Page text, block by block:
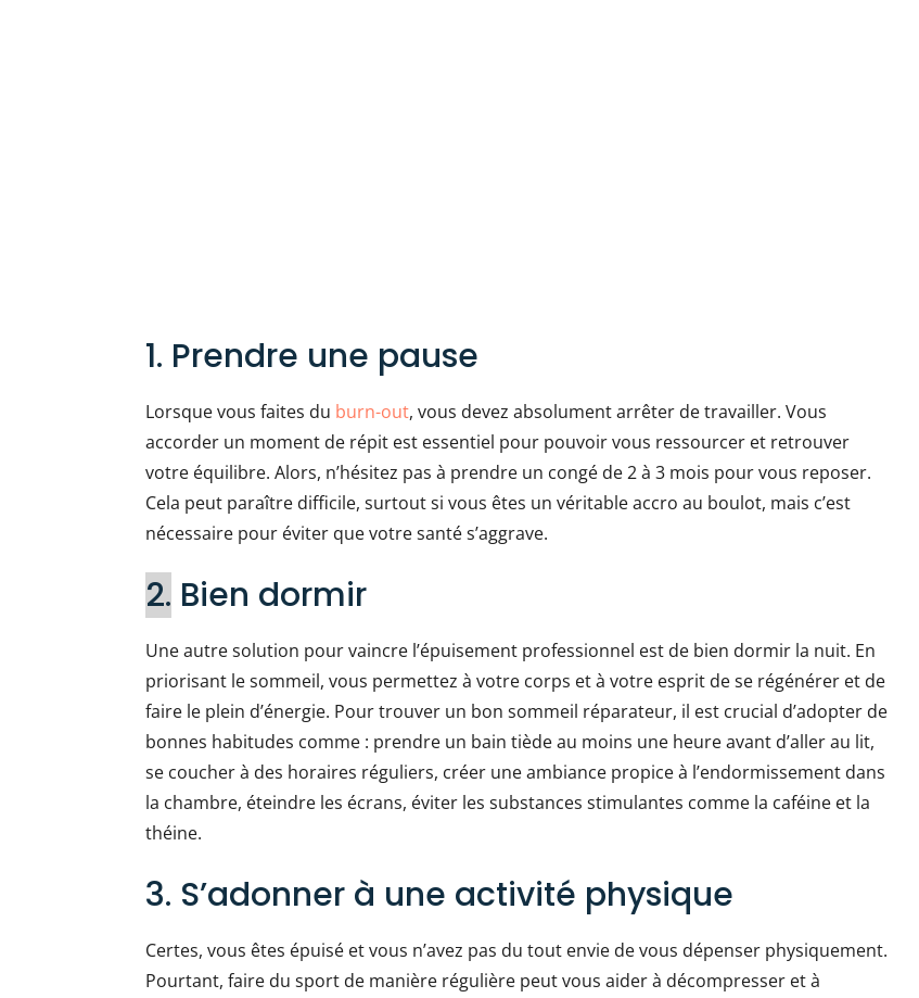
1. Prendre une pause
Lorsque vous faites du burn-out, vous devez absolument arrêter de travailler. Vous
accorder un moment de répit est essentiel pour pouvoir vous ressourcer et retrouver
votre équilibre. Alors, n’hésitez pas à prendre un congé de 2 à 3 mois pour vous reposer.
Cela peut paraître difficile, surtout si vous êtes un véritable accro au boulot, mais c’est
nécessaire pour éviter que votre santé s’aggrave.
2. Bien dormir
Une autre solution pour vaincre l’épuisement professionnel est de bien dormir la nuit. En
priorisant le sommeil, vous permettez à votre corps et à votre esprit de se régénérer et de
faire le plein d’énergie. Pour trouver un bon sommeil réparateur, il est crucial d’adopter de
bonnes habitudes comme : prendre un bain tiède au moins une heure avant d’aller au lit,
se coucher à des horaires réguliers, créer une ambiance propice à l’endormissement dans
la chambre, éteindre les écrans, éviter les substances stimulantes comme la caféine et la
théine.
3. S’adonner à une activité physique
Certes, vous êtes épuisé et vous n’avez pas du tout envie de vous dépenser physiquement.
Pourtant, faire du sport de manière régulière peut vous aider à décompresser et à